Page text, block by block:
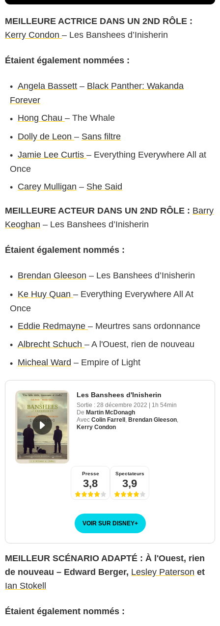
MEILLEURE ACTRICE DANS UN 2ND RÔLE :
Kerry Condon – Les Banshees d’Inisherin
Étaient également nommées :
Angela Bassett – Black Panther: Wakanda
Forever
Hong Chau – The Whale
Dolly de Leon – Sans filtre
Jamie Lee Curtis – Everything Everywhere All at
Once
Carey Mulligan – She Said
MEILLEURE ACTEUR DANS UN 2ND RÔLE : Barry
Keoghan – Les Banshees d’Inisherin
Étaient également nommés :
Brendan Gleeson – Les Banshees d’Inisherin
Ke Huy Quan – Everything Everywhere All At
Once
Eddie Redmayne – Meurtres sans ordonnance
Albrecht Schuch – A l'Ouest, rien de nouveau
Micheal Ward – Empire of Light
Les Banshees d'Inisherin
Sortie : 28 décembre 2022 | 1h 54min
De Martin McDonagh
Avec Colin Farrell Brendan Gleeson
Kerry Condon
Presse
3,8
Spectateurs
3,9
VOIR SUR DISNEY+
MEILLEUR SCÉNARIO ADAPTÉ : À l'Ouest, rien
de nouveau – Edward Berger, Lesley Paterson et
Ian Stokell
Étaient également nommés :